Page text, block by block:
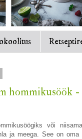
hommikusöök -
või
ja meega. See on